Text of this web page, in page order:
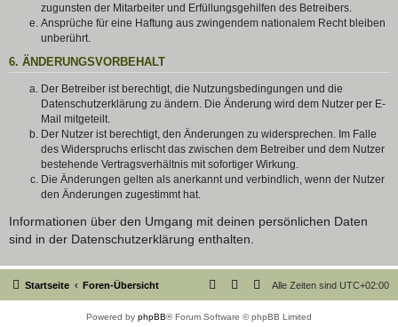
zugunsten der Mitarbeiter und Erfüllungsgehilfen des Betreibers.
Ansprüche für eine Haftung aus zwingendem nationalem Recht bleiben
unberührt.
6. ÄNDERUNGSVORBEHALT
Der Betreiber ist berechtigt, die Nutzungsbedingungen und die
Datenschutzerklärung zu ändern. Die Änderung wird dem Nutzer per E-
Mail mitgeteilt.
Der Nutzer ist berechtigt, den Änderungen zu widersprechen. Im Falle
des Widerspruchs erlischt das zwischen dem Betreiber und dem Nutzer
bestehende Vertragsverhältnis mit sofortiger Wirkung.
Die Änderungen gelten als anerkannt und verbindlich, wenn der Nutzer
den Änderungen zugestimmt hat.
Informationen über den Umgang mit deinen persönlichen Daten
sind in der Datenschutzerklärung enthalten.
Startseite Foren-Übersicht Alle Zeiten sind UTC+02:00
Powered by phpBB® Forum Software © phpBB Limited